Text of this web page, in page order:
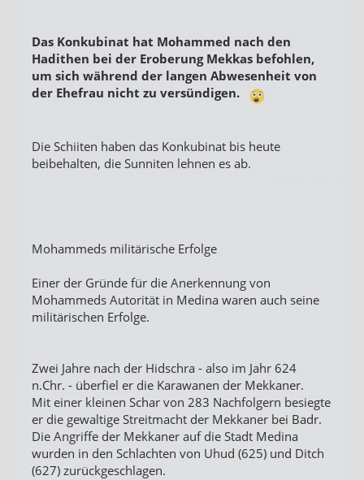
Das Konkubinat hat Mohammed nach den
Hadithen bei der Eroberung Mekkas befohlen,
um sich während der langen Abwesenheit von
der Ehefrau nicht zu versündigen.
Die Schiiten haben das Konkubinat bis heute
beibehalten, die Sunniten lehnen es ab.
Mohammeds militärische Erfolge
Einer der Gründe für die Anerkennung von
Mohammeds Autorität in Medina waren auch seine
militärischen Erfolge.
Zwei Jahre nach der Hidschra - also im Jahr 624
n.Chr. - überfiel er die Karawanen der Mekkaner.
Mit einer kleinen Schar von 283 Nachfolgern besiegte
er die gewaltige Streitmacht der Mekkaner bei Badr.
Die Angriffe der Mekkaner auf die Stadt Medina
wurden in den Schlachten von Uhud (625) und Ditch
(627) zurückgeschlagen.